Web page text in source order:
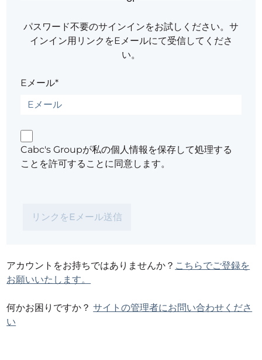
パスワード不要のサインインをお試しください。サ
インイン用リンクをEメールにて受信してくださ
い。
Eメール*
Cabc's Groupが私の個人情報を保存して処理する
ことを許可することに同意します。
アカウントをお持ちではありませんか？ こちらでご登録を
お願いいたします。
何かお困りですか？サイトの管理者にお問い合わせくださ
い